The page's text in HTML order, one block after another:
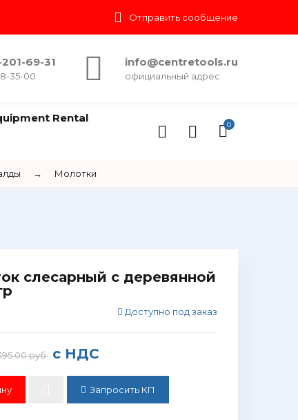
Отправить сообщение
69-31
35-00
info@centretools.ru
официальный адрес
Rental
0
→ Молотки
слесарный с деревянной
Доступно под заказ
руб. с НДС
Запросить КП